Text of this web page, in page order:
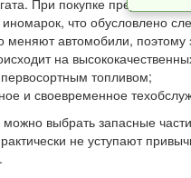
При покупке
иномарок, что обусловлено
меняют автомобили,
на
топливом;
и своевременное
выбрать запасные
не уступают